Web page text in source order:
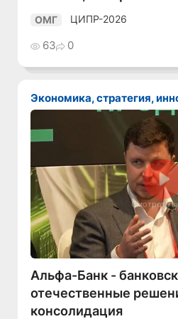
ОМГ ЦИПР-2026
63 0
Экономика, стратегия,
Смотреть
Альфа-Банк -
отечественные
консолидация